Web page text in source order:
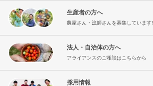
生産者の方へ
農家さん・漁師さんを募集しています!
法人・自治体の方へ
アライアンスのご相談はこちらから
採用情報